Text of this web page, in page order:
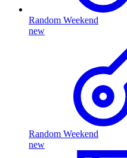
Random Weekend
new
Random Weekend
new